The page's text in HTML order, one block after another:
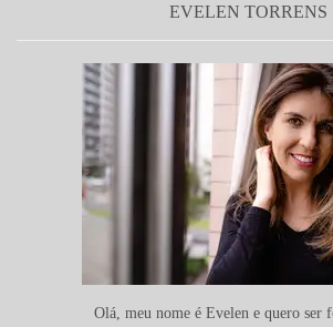
EVELEN TORRENS
Olá, meu nome é Evelen e quero ser